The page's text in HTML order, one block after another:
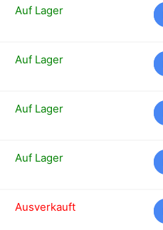
Auf Lager
Auf Lager
Auf Lager
Auf Lager
Ausverkauft